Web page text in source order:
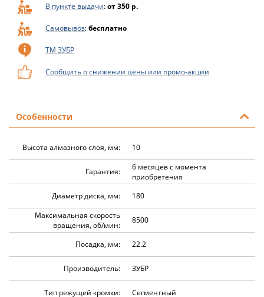
В пункте выдачи:от 350 р.
Самовывоз:бесплатно
ТМ ЗУБР
Сообщить о снижении цены или промо-акции
Особенности
Высота алмазного слоя, мм: 10
Гарантия:
6 месяцев с момента
приобретения
Диаметр диска, мм:
180
Максимальная скорость
вращения, об/мин:
8500
Посадка, мм: 22.2
Производитель: ЗУБР
Тип режущей кромки: Сегментный